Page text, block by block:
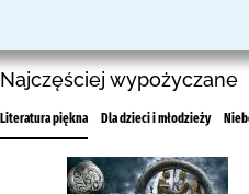
Najczęściej wypożyczane
Literatura piękna Dla dzieci i młodzieży